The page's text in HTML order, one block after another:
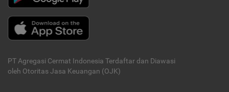
PT Agregasi Cermat Indonesia Terdaftar dan Diawasi
oleh Otoritas Jasa Keuangan (OJK)